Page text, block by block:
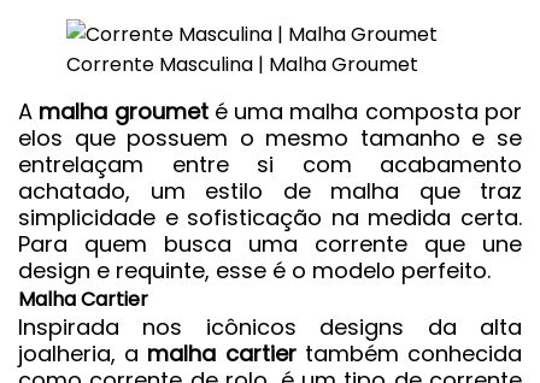
Corrente Masculina | Malha Groumet
A malha groumeté uma malha composta por
elos que possuem o mesmo tamanho e se
entrelaçam entre si com acabamento
achatado, um estilo de malha que traz
simplicidade e sofisticação na medida certa.
Para quem busca uma corrente que une
design e requinte, esse é o modelo perfeito.
Malha Cartier
Inspirada nos icônicos designs da alta
joalheria, a malha cartiertambém conhecida